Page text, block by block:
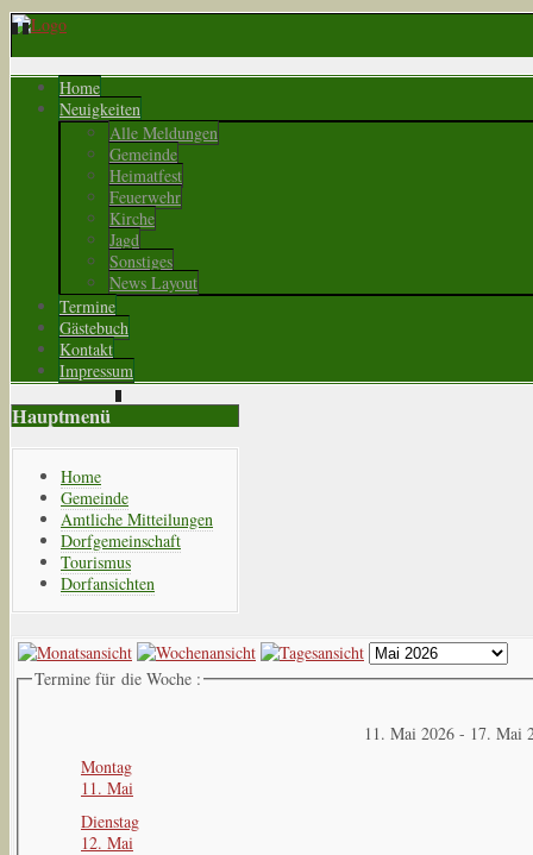
Home
Neuigkeiten
Alle Meldungen
Gemeinde
Heimatfest
Feuerwehr
Kirche
Jagd
Sonstiges
News Layout
Termine
Gästebuch
Kontakt
Impressum
Hauptmenü
Home
Gemeinde
Amtliche Mitteilungen
Dorfgemeinschaft
Tourismus
Dorfansichten
Termine für die Woche :
11. Mai 2026 - 17. Mai
Montag
11. Mai
Dienstag
12. Mai